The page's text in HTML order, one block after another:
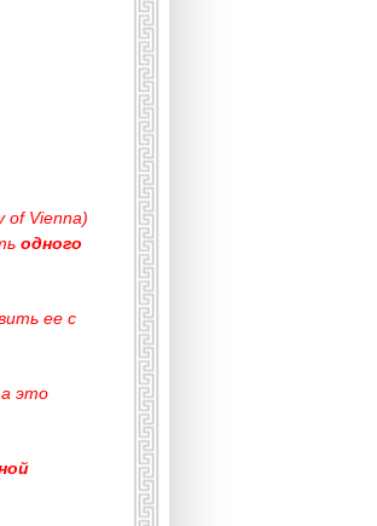
of Vienna)
одного
ее с
это